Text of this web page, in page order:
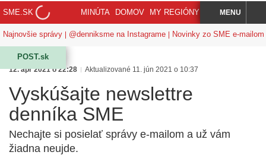
SME.SK MINÚTA DOMOV MY REGIÓNY KORZÁR
HĽADAJMENU
Najnovšie správy @denniksme na Instagrame Novinky zo SME e-mailom
POST.sk
12. apr 2021 o 22:28 Aktualizované 11. jún 2021 o 10:37
Vyskúšajte newslettre
denníka SME
Nechajte si posielať správy e-mailom a už vám
žiadna neujde.